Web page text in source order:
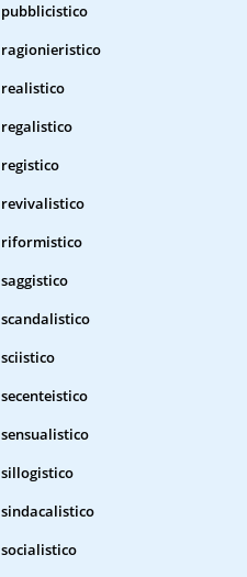
pubblicistico
ragionieristico
realistico
regalistico
registico
revivalistico
riformistico
saggistico
scandalistico
sciistico
secenteistico
sensualistico
sillogistico
sindacalistico
socialistico